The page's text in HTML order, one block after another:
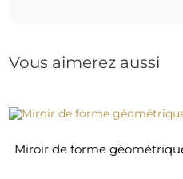
Vous aimerez aussi
Miroir de forme